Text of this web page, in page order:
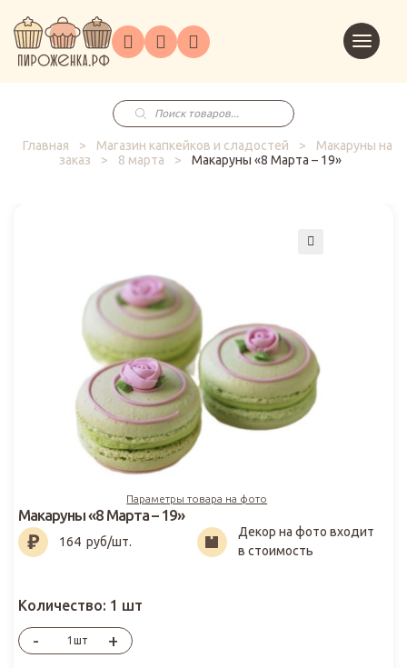
ГлавнаяКаталог
на
заказ
Праздники
Корпоративным
клиентам
в
корзину
Поиск
товаров
Главная
> Магазин капкейков и сладостей >
Макаруны на
заказ
> 8 марта > Макаруны «8 Марта – 19»
Параметры товара на фото
164₽
Макаруны «8 Марта – 19»
164 руб/шт.
Декор на фото входит
в стоимость
Количество: 1 шт
- шт +